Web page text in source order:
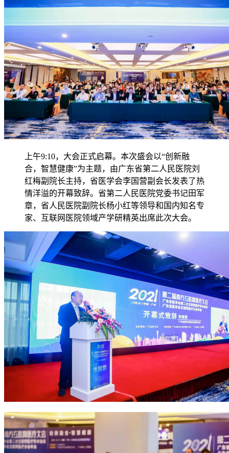
上午9:10，大会正式启幕。本次盛会以“创新融
合，智慧健康”为主题，由广东省第二人民医院刘
红梅副院长主持，省医学会李国营副会长发表了热
情洋溢的开幕致辞。省第二人民医院党委书记田军
章，省人民医院副院长杨小红等领导和国内知名专
家、互联网医院领域产学研精英出席此次大会。